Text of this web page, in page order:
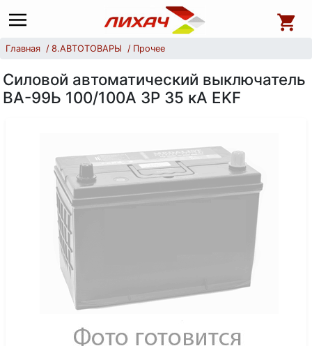
Главная 8.АВТОТОВАРЫ Прочее
Силовой автоматический выключатель
ВА-99Ь 100/100А 3Р 35 кА EKF